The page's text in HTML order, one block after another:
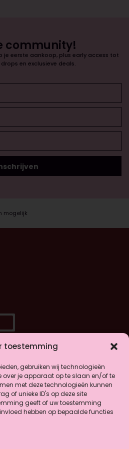
toestemming
gebruiken wij technologieën
over je apparaat op te slaan en/of te
met deze technologieën kunnen
of unieke ID's op deze site
geeft of uw toestemming
hebben op bepaalde functies
community!
je eerste aankoop, plus early access tot
en exclusieve deals.